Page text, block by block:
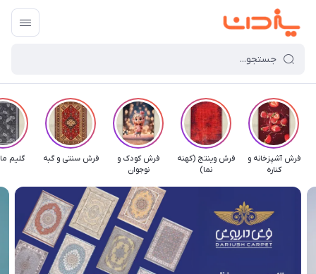
فرش آشپزخانه و
کناره
فرش وینتج (کهنه
نما)
فرش کودک و
نوجوان
فرش سنتی و گبه گلیم